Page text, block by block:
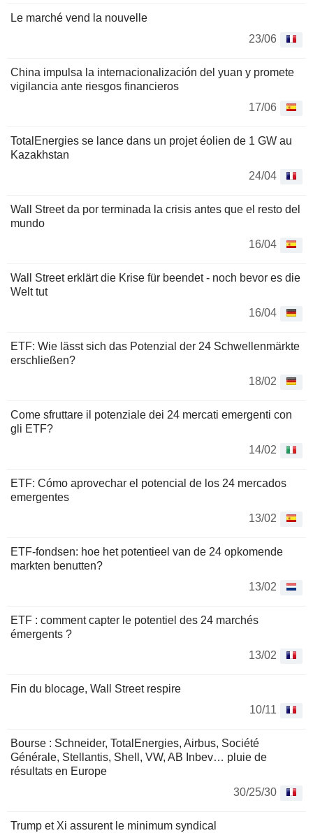
Le marché vend la nouvelle
23/06
China impulsa la internacionalización del yuan y promete
vigilancia ante riesgos financieros
17/06
TotalEnergies se lance dans un projet éolien de 1 GW au
Kazakhstan
24/04
Wall Street da por terminada la crisis antes que el resto del
mundo
16/04
Wall Street erklärt die Krise für beendet - noch bevor es die
Welt tut
16/04
ETF: Wie lässt sich das Potenzial der 24 Schwellenmärkte
erschließen?
18/02
Come sfruttare il potenziale dei 24 mercati emergenti con
gli ETF?
14/02
ETF: Cómo aprovechar el potencial de los 24 mercados
emergentes
13/02
ETF-fondsen: hoe het potentieel van de 24 opkomende
markten benutten?
13/02
ETF : comment capter le potentiel des 24 marchés
émergents ?
13/02
Fin du blocage, Wall Street respire
10/11
Bourse : Schneider, TotalEnergies, Airbus, Société
Générale, Stellantis, Shell, VW, AB Inbev… pluie de
résultats en Europe
30/25/30
Trump et Xi assurent le minimum syndical